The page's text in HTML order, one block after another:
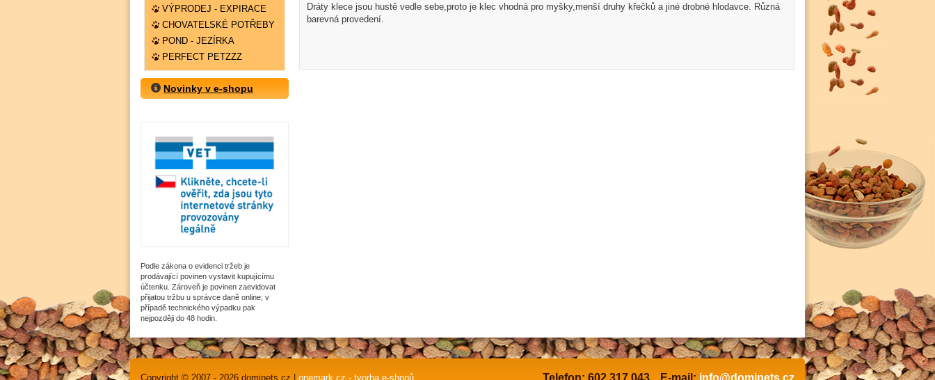
VÝPRODEJ - EXPIRACE
CHOVATELSKÉ POTŘEBY
POND - JEZÍRKA
PERFECT PETZZZ
Novinky v e-shopu
Podle zákona o evidenci tržeb je
prodávající povinen vystavit kupujícímu
účtenku. Zároveň je povinen zaevidovat
přijatou tržbu u správce daně online; v
případě technického výpadku pak
nejpozději do 48 hodin.
Dráty klece jsou hustě vedle sebe,proto je klec vhodná pro myšky,menší druhy křečků a jiné drobné hlodavce. Různá
barevná provedení.
Copyright © 2007 - 2026 domipets.cz | onemark.cz - tvorba e-shopů